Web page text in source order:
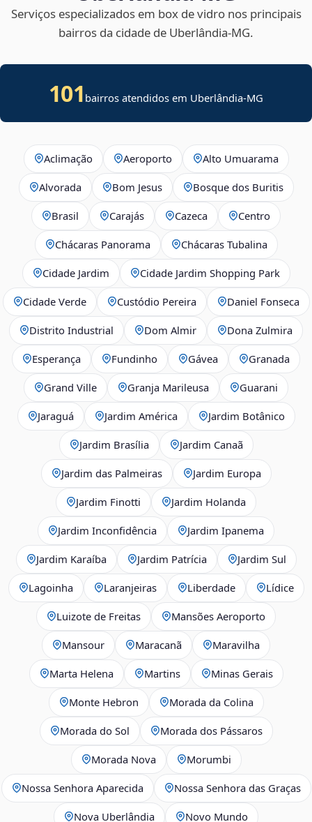
Serviços especializados em box de vidro nos principais
bairros da cidade de Uberlândia‑MG.
101 bairros atendidos em Uberlândia-MG
Aclimação Aeroporto Alto Umuarama
Alvorada Bom Jesus Bosque dos Buritis
Brasil Carajás Cazeca Centro
Chácaras Panorama Chácaras Tubalina
Cidade Jardim Cidade Jardim Shopping Park
Cidade Verde Custódio Pereira Daniel Fonseca
Distrito Industrial Dom Almir Dona Zulmira
Esperança Fundinho Gávea Granada
Grand Ville Granja Marileusa Guarani
Jaraguá Jardim América Jardim Botânico
Jardim Brasília Jardim Canaã
Jardim das Palmeiras Jardim Europa
Jardim Finotti Jardim Holanda
Jardim Inconfidência Jardim Ipanema
Jardim Karaíba Jardim Patrícia Jardim Sul
Lagoinha Laranjeiras Liberdade Lídice
Luizote de Freitas Mansões Aeroporto
Mansour Maracanã Maravilha
Marta Helena Martins Minas Gerais
Monte Hebron Morada da Colina
Morada do Sol Morada dos Pássaros
Morada Nova Morumbi
Nossa Senhora Aparecida Nossa Senhora das Graças
Nova Uberlândia Novo Mundo